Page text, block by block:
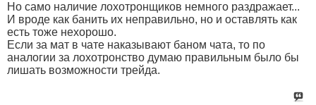
Но само наличие лохотронщиков немного раздражает...
И вроде как банить их неправильно, но и оставлять как
есть тоже нехорошо.
Если за мат в чате наказывают баном чата, то по
аналогии за лохотронство думаю правильным было бы
лишать возможности трейда.